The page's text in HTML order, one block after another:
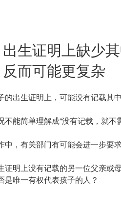
生证明上缺少
而可能更复杂
的出生证明上，可能没有记载其
不能简单理解成“没有记载，就不
中，有关部门有可能会进一步要
证明上没有记载的另一位父亲或
是唯一有权代表孩子的人？